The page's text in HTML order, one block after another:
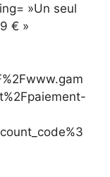
»Un seul
€ »